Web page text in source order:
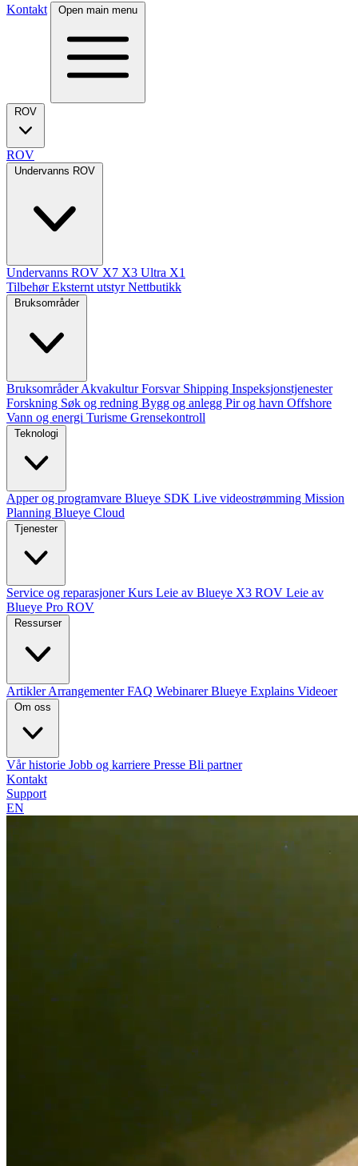
Kontakt
Open main menu
ROV
ROV
Undervanns ROV
Undervanns ROV X7 X3 Ultra X1
TilbehørEksternt utstyrNettbutikk
Bruksområder
BruksområderAkvakulturForsvar Shipping Inspeksjonstjenester
Forskning Søk og redning Bygg og anlegg Pir og havn Offshore
Vann og energi Turisme Grensekontroll
Teknologi
Apper og programvare Blueye SDK Live videostrømming Mission
Planning Blueye Cloud
Tjenester
Service og reparasjonerKurs Leie av Blueye X3 ROV Leie av
Blueye Pro ROV
Ressurser
ArtiklerArrangementerFAQ WebinarerBlueye Explains Videoer
Om oss
Vår historie Jobb og karriere Presse Bli partner
Kontakt
Support
EN